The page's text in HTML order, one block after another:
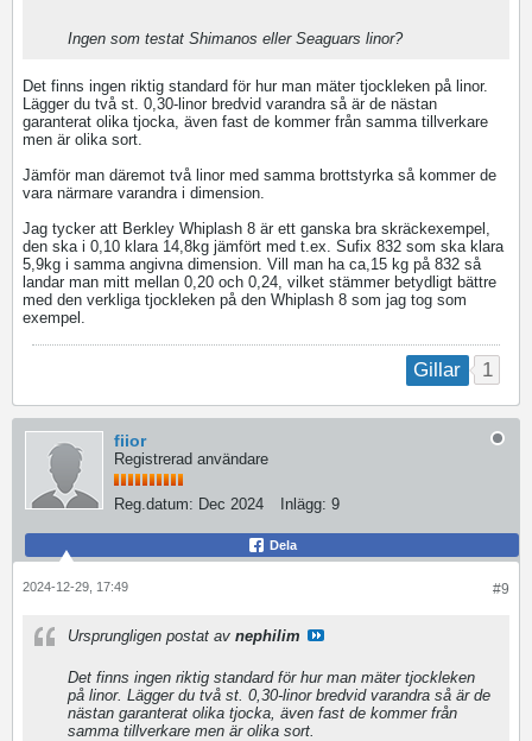
Ingen som testat Shimanos eller Seaguars linor?
Det finns ingen riktig standard för hur man mäter tjockleken på linor.
Lägger du två st. 0,30-linor bredvid varandra så är de nästan
garanterat olika tjocka, även fast de kommer från samma tillverkare
men är olika sort.
Jämför man däremot två linor med samma brottstyrka så kommer de
vara närmare varandra i dimension.
Jag tycker att Berkley Whiplash 8 är ett ganska bra skräckexempel,
den ska i 0,10 klara 14,8kg jämfört med t.ex. Sufix 832 som ska klara
5,9kg i samma angivna dimension. Vill man ha ca,15 kg på 832 så
landar man mitt mellan 0,20 och 0,24, vilket stämmer betydligt bättre
med den verkliga tjockleken på den Whiplash 8 som jag tog som
exempel.
Gillar 1
fiior
Registrerad användare
Reg.datum: Dec 2024 Inlägg: 9
Dela
#9
2024-12-29, 17:49
Ursprungligen postat av nephilim
Det finns ingen riktig standard för hur man mäter tjockleken
på linor. Lägger du två st. 0,30-linor bredvid varandra så är de
nästan garanterat olika tjocka, även fast de kommer från
samma tillverkare men är olika sort.